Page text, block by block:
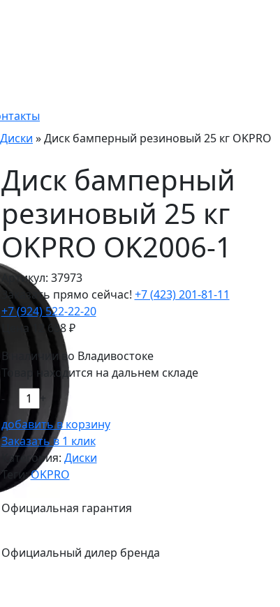
Диски »Диск бамперный резиновый 25 кг OKPRO
Диск бамперный
резиновый 25 кг
OKPRO OK2006-1
Артикул: 37973
Заказать прямо сейчас! +7 (423) 201-81-11
+7 (924) 522-22-20
Цена
12 688₽
В наличии во Владивостоке
Товар находится на дальнем складе
-
+
добавить в корзину
Заказать в 1 клик
Категория: Диски
Теги:OKPRO
Официальная гарантия
Официальный дилер бренда